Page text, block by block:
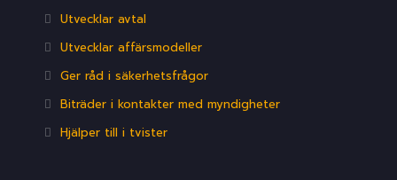
Utvecklar avtal
Utvecklar affärsmodeller
Ger råd i säkerhetsfrågor
Biträder i kontakter med myndigheter
Hjälper till i tvister